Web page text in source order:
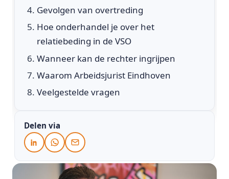
Gevolgen van overtreding
Hoe onderhandel je over het
relatiebeding in de VSO
Wanneer kan de rechter ingrijpen
Waarom Arbeidsjurist Eindhoven
Veelgestelde vragen
Delen via